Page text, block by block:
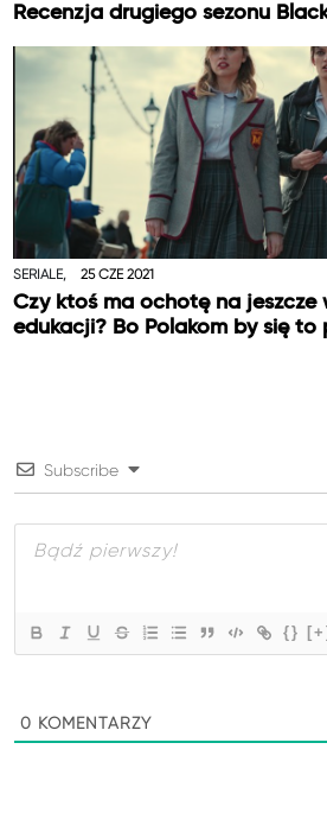
Recenzja drugiego sezonu
SERIALE, 25 CZE 2021
Czy ktoś ma ochotę na jeszcze
edukacji? Bo Polakom by się to
Subscribe
{} [+]
0 KOMENTARZY